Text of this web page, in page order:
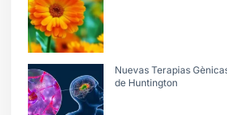
Nuevas Terapias
de Huntington